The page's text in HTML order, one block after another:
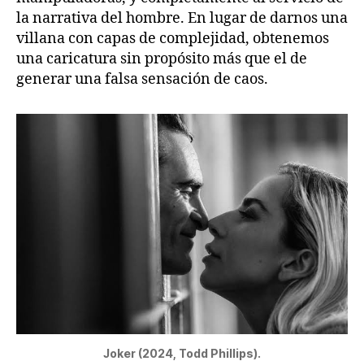
la narrativa del hombre. En lugar de darnos una
villana con capas de complejidad, obtenemos
una caricatura sin propósito más que el de
generar una falsa sensación de caos.
Joker (2024, Todd Phillips).